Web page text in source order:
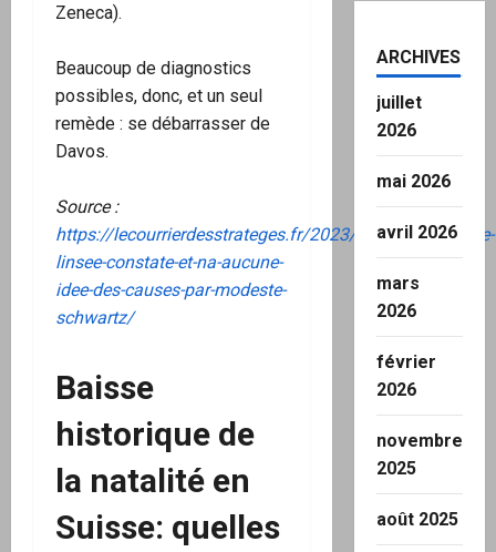
Zeneca).
Beaucoup de diagnostics
possibles, donc, et un seul
remède : se débarrasser de
Davos.
Source :
https://lecourrierdesstrateges.fr/2023/09/08/denatalite-
linsee-constate-et-na-aucune-
idee-des-causes-par-modeste-
schwartz/
Baisse
historique de
la natalité en
Suisse: quelles
ARCHIVES
juillet
2026
mai 2026
avril 2026
mars
2026
février
2026
novembre
2025
août 2025